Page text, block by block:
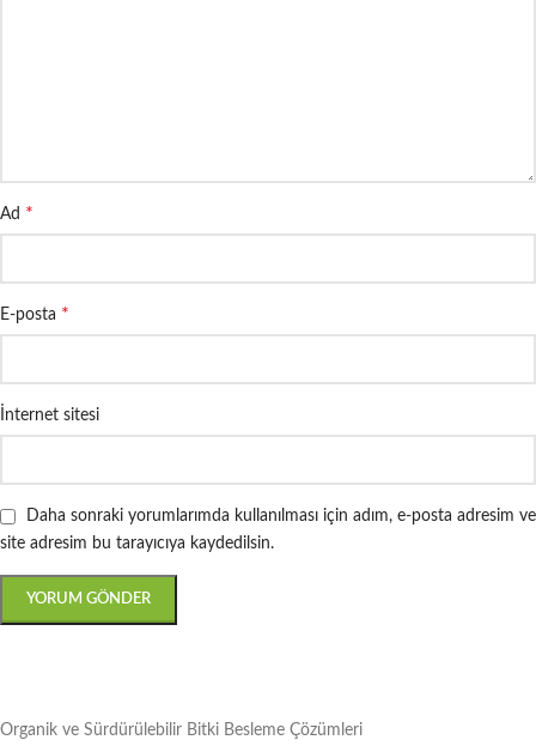
Ad *
E-posta *
İnternet sitesi
Daha sonraki yorumlarımda kullanılması için adım, e-posta adresim ve
site adresim bu tarayıcıya kaydedilsin.
Organik ve Sürdürülebilir Bitki Besleme Çözümleri